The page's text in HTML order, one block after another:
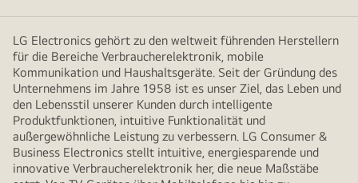
LG Electronics gehört zu den weltweit führenden Herstellern
für die Bereiche Verbraucherelektronik, mobile
Kommunikation und Haushaltsgeräte. Seit der Gründung des
Unternehmens im Jahre 1958 ist es unser Ziel, das Leben und
den Lebensstil unserer Kunden durch intelligente
Produktfunktionen, intuitive Funktionalität und
außergewöhnliche Leistung zu verbessern. LG Consumer &
Business Electronics stellt intuitive, energiesparende und
innovative Verbraucherelektronik her, die neue Maßstäbe